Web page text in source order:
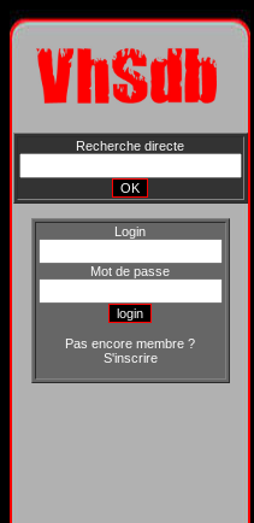
Recherche directe
Login
Mot de passe
Pas encore membre ?
S'inscrire